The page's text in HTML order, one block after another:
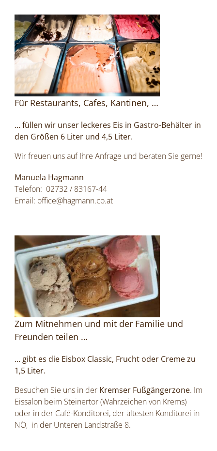
Für Restaurants, Cafes, Kantinen, …
… füllen wir unser leckeres Eis in Gastro-Behälter in
den Größen 6 Liter und 4,5 Liter.
Wir freuen uns auf Ihre Anfrage und beraten Sie gerne!
Manuela Hagmann
Telefon: 02732 / 83167-44
Email: office@hagmann.co.at
Zum Mitnehmen und mit der Familie und
Freunden teilen …
… gibt es die Eisbox Classic, Frucht oder Creme zu
1,5 Liter.
Besuchen Sie uns in der Kremser Fußgängerzone. Im
Eissalon beim Steinertor (Wahrzeichen von Krems)
oder in der Café-Konditorei, der ältesten Konditorei in
NÖ, in der Unteren Landstraße 8.